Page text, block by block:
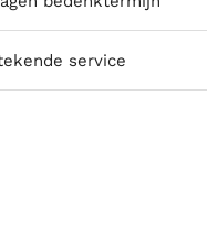
service